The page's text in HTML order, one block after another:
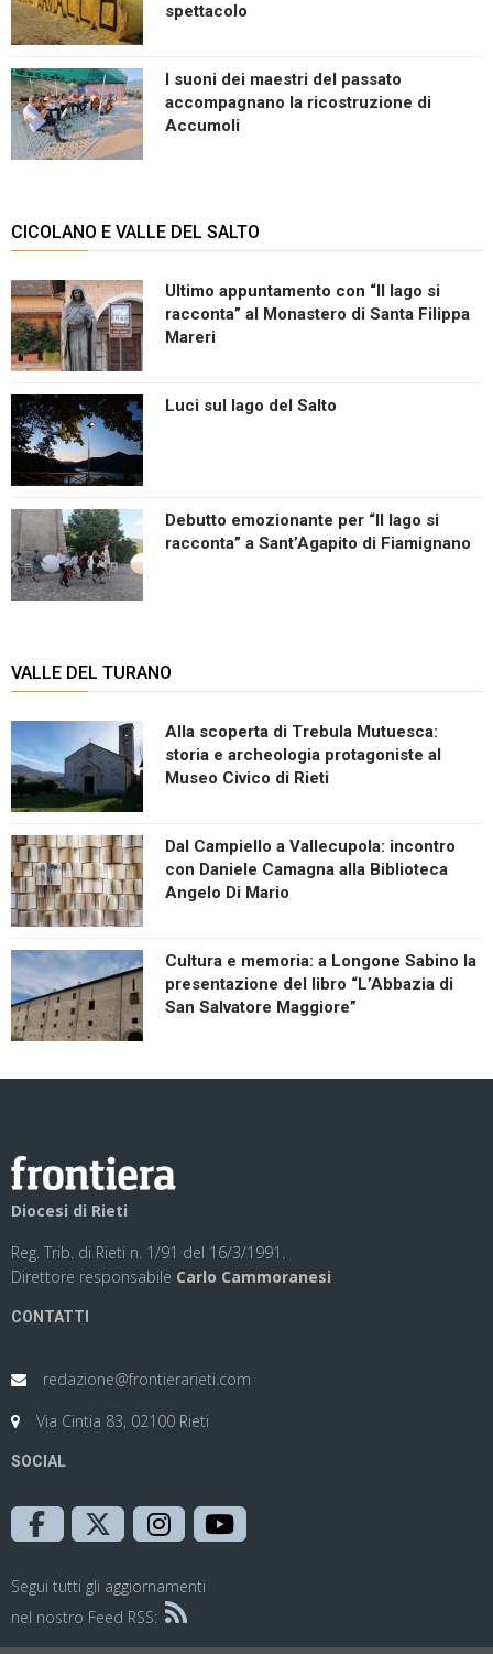
spettacolo
I suoni dei maestri del passato
accompagnano la ricostruzione di
Accumoli
CICOLANO E VALLE DEL SALTO
Ultimo appuntamento con “Il lago si
racconta” al Monastero di Santa Filippa
Mareri
Luci sul lago del Salto
Debutto emozionante per “Il lago si
racconta” a Sant’Agapito di Fiamignano
VALLE DEL TURANO
Alla scoperta di Trebula Mutuesca:
storia e archeologia protagoniste al
Museo Civico di Rieti
Dal Campiello a Vallecupola: incontro
con Daniele Camagna alla Biblioteca
Angelo Di Mario
Cultura e memoria: a Longone Sabino la
presentazione del libro “L’Abbazia di
San Salvatore Maggiore”
Diocesi di Rieti
Reg. Trib. di Rieti n. 1/91 del 16/3/1991.
Direttore responsabile Carlo Cammoranesi
CONTATTI
redazione@frontierarieti.com
Via Cintia 83, 02100 Rieti
SOCIAL
Segui tutti gli aggiornamenti
nel nostro Feed RSS: